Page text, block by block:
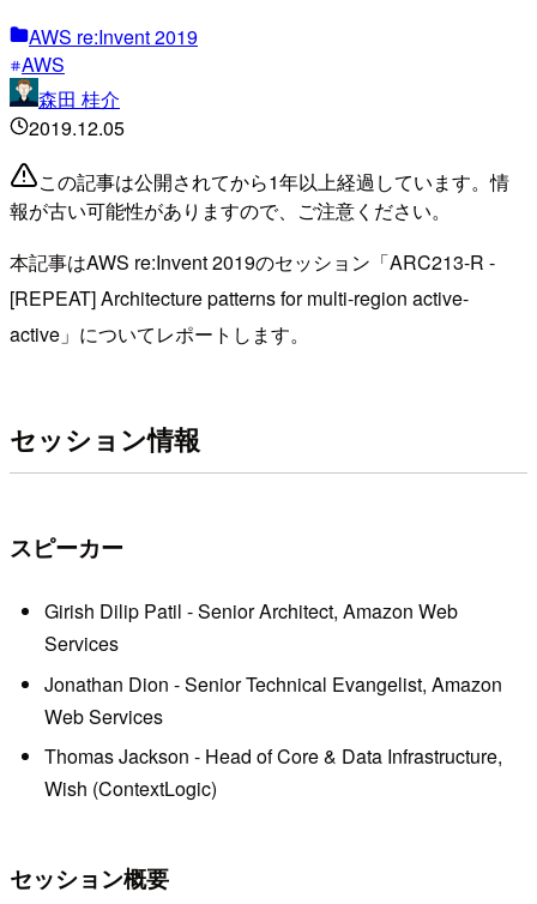
AWS re:Invent 2019
AWS
森田 桂介
2019.12.05
この記事は公開されてから1年以上経過しています。情
報が古い可能性がありますので、ご注意ください。
本記事はAWS re:Invent 2019のセッション「ARC213-R -
[REPEAT] Architecture patterns for multi-region active-
active」についてレポートします。
セッション情報
スピーカー
Girish Dilip Patil - Senior Architect, Amazon Web
Services
Jonathan Dion - Senior Technical Evangelist, Amazon
Web Services
Thomas Jackson - Head of Core & Data Infrastructure,
Wish (ContextLogic)
セッション概要